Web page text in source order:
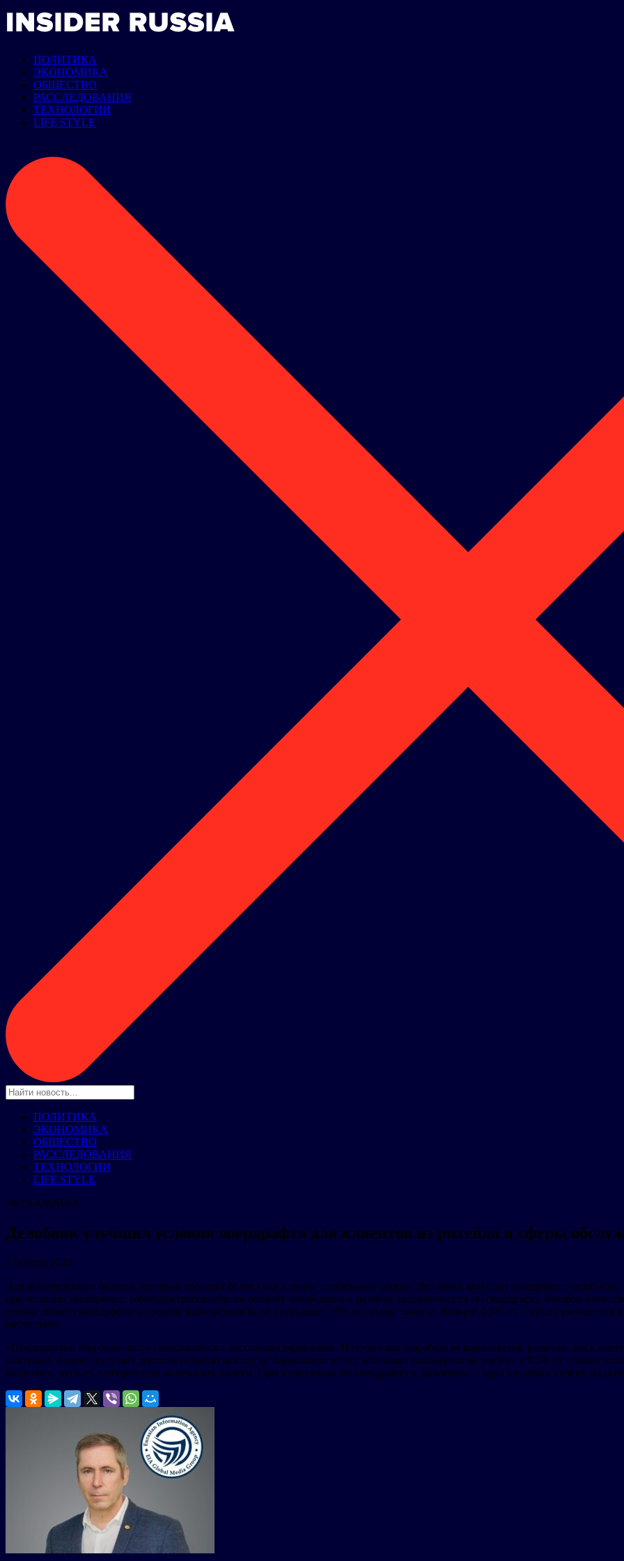
ПОЛИТИКА
ЭКОНОМИКА
ОБЩЕСТВО
РАССЛЕДОВАНИЯ
ТЕХНОЛОГИИ
LIFE STYLE
ПОЛИТИКА
ЭКОНОМИКА
ОБЩЕСТВО
РАССЛЕДОВАНИЯ
ТЕХНОЛОГИИ
LIFE STYLE
ЭКОНОМИКА
Делобанк улучшил условия овердрафта для клиентов из ритейла и сферы
4 ноября 2024
Для действующего бизнеса, который работает более года и имеет стабильные оборот, Делобанк запустил овердрафт с
при помощи эквайринга, соблюдая требования по обороту эквайринга и размеру задолженности по овердрафту. Кешбэк
суммы лимита овердрафта, а средняя задолженность не превышает 50% от суммы лимита. Возврат 0,5% от ставки приходит на
расчетным.
«Предприятия торговли часто сталкиваются с кассовыми разрывами. Поэтому мы разработали комплексное решение для
платежей. Бизнес получает дополнительную выгоду от банковских услуг, которыми пользуется регулярно, а 0,5% от ставки,
например, пускать в оборот или оплачивать налоги. При этом ставка по овердрафту в Делобанке – одна из самых низких на